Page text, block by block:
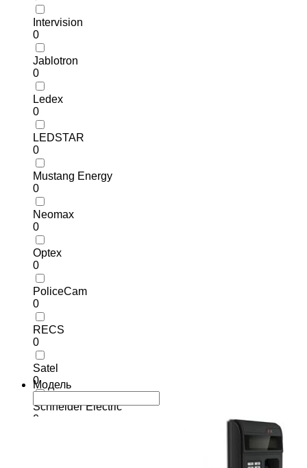
Intervision
0
Jablotron
0
Ledex
0
LEDSTAR
0
Mustang Energy
0
Neomax
0
Optex
0
PoliceCam
0
RECS
0
Satel
0
Schneider Electric
0
Модель